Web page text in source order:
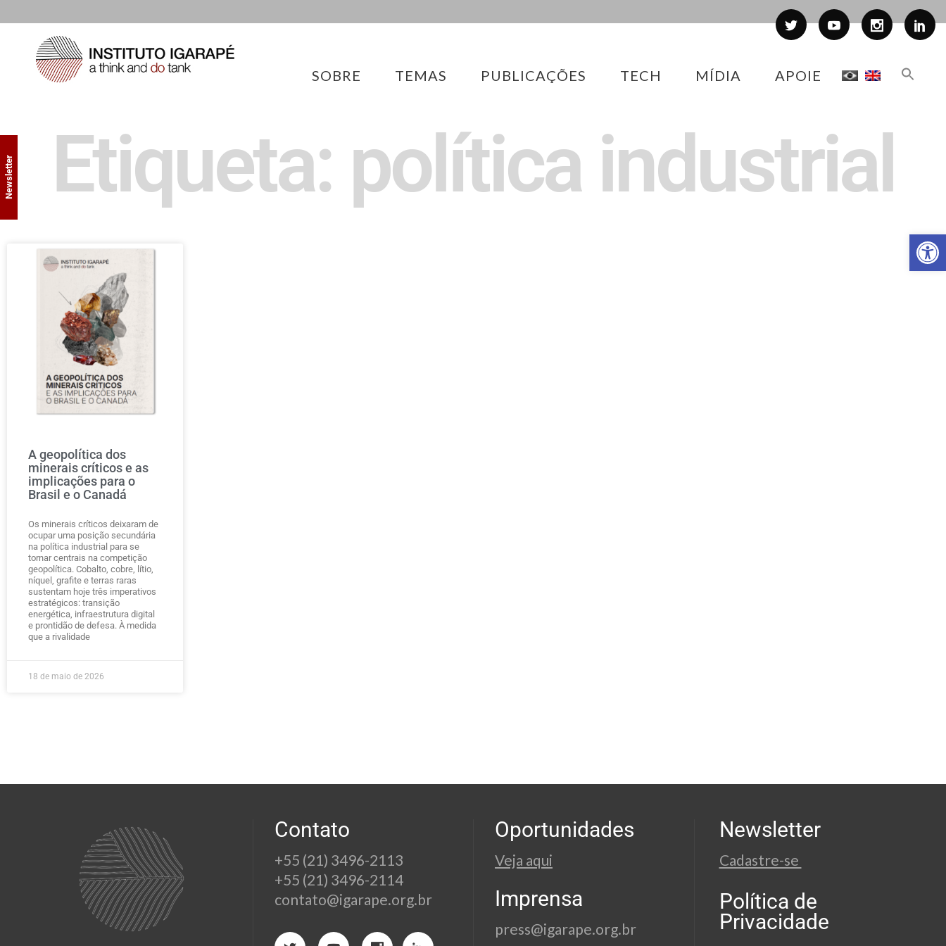
SOBRE TEMAS PUBLICAÇÕES TECH MÍDIA APOIE
Etiqueta: política industrial
A geopolítica dos
minerais críticos e as
implicações para o
Brasil e o Canadá
Os minerais críticos deixaram de
ocupar uma posição secundária
na política industrial para se
tornar centrais na competição
geopolítica. Cobalto, cobre, lítio,
níquel, grafite e terras raras
sustentam hoje três imperativos
estratégicos: transição
energética, infraestrutura digital
e prontidão de defesa. À medida
que a rivalidade
18 de maio de 2026
Contato
+55 (21) 3496-2113
+55 (21) 3496-2114
contato@igarape.org.br
Oportunidades
Veja aqui
Imprensa
press@igarape.org.br
Newsletter
Cadastre-se
Política de
Privacidade
Newsletter